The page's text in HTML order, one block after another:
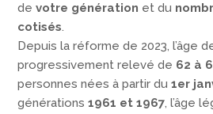
devotre génération et du
cotisés.
Depuis la réforme de 2023, l’âge
progressivement relevé de 62 à
personnes nées à partir du1er
générations1961 et 1967, l’âge